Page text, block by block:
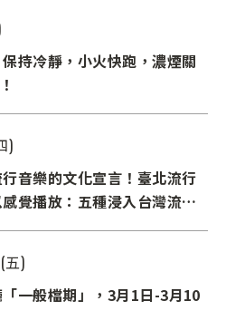
持冷靜，小火快跑，濃煙關
)
音樂的文化宣言！臺北流行
覺播放：五種浸入台灣流行
線
五)
一般檔期」，3月1日-3月10